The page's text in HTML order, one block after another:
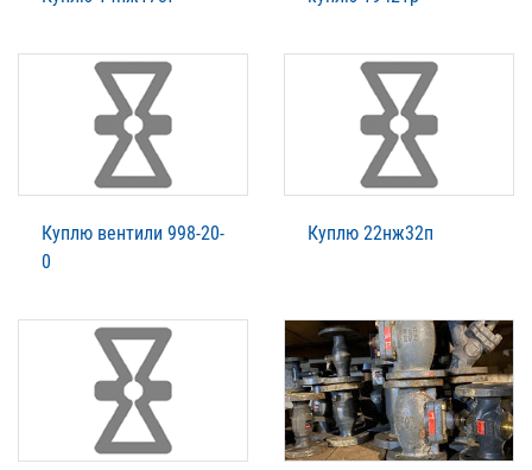
Куплю вентили 998-20-
0
Куплю 22нж32п